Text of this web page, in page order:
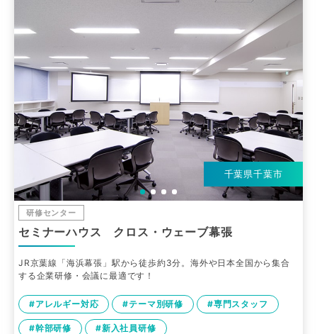
千葉県千葉市
研修センター
セミナーハウス クロス・ウェーブ幕張
JR京葉線「海浜幕張」駅から徒歩約3分。海外や日本全国から集合
する企業研修・会議に最適です！
#アレルギー対応 #テーマ別研修 #専門スタッフ
#幹部研修 #新入社員研修